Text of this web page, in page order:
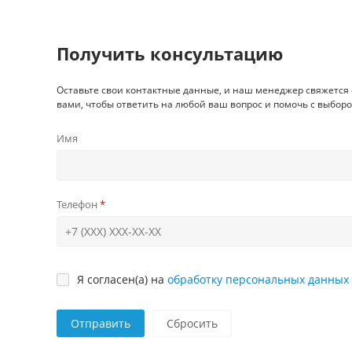
Получить консультацию
Оставьте свои контактные данные, и наш менеджер свяжется
вами, чтобы ответить на любой ваш вопрос и помочь с
Имя
Телефон
Я согласен(а) на обработку персональных данных
Отправить